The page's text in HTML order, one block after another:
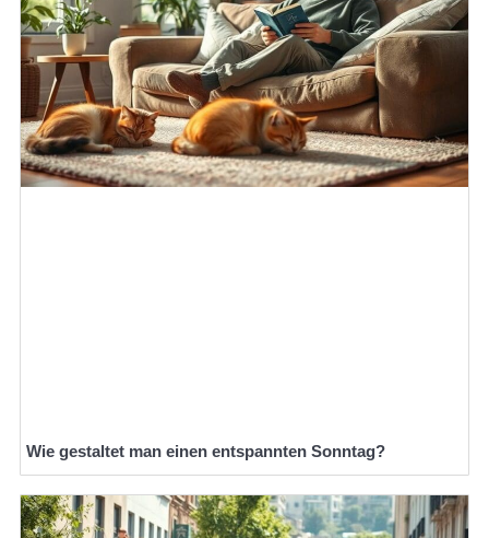
Wie gestaltet man einen entspannten Sonntag?